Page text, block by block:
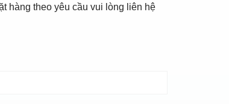
hàng theo yêu cầu vui lòng liên hệ